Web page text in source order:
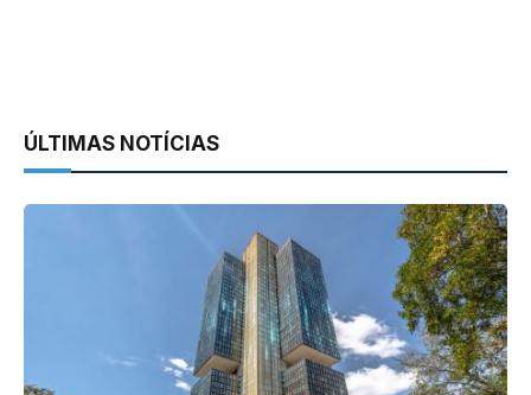
ÚLTIMAS NOTÍCIAS